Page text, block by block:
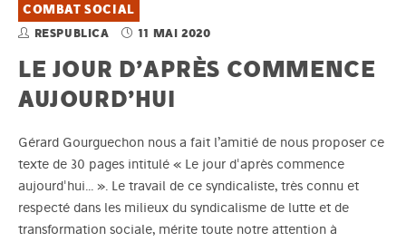
COMBAT SOCIAL
RESPUBLICA 11 MAI 2020
LE JOUR D’APRÈS COMMENCE
AUJOURD’HUI
Gérard Gourguechon nous a fait l’amitié de nous proposer ce
texte de 30 pages intitulé « Le jour d'après commence
aujourd'hui... ». Le travail de ce syndicaliste, très connu et
respecté dans les milieux du syndicalisme de lutte et de
transformation sociale, mérite toute notre attention à